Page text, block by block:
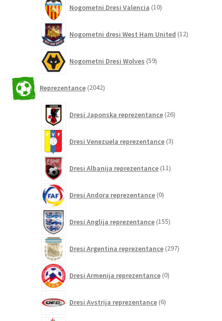
Nogometni Dresi Valencia 10izdelkov
Nogometni dresi West Ham United 12izdelkov
Nogometni Dresi Wolves 59izdelkov
Reprezentance 2042izdelkov
Dresi Japonska reprezentance 26izdelkov
Dresi Venezuela reprezentance 3izdelki
Dresi Albanija reprezentance 11izdelkov
Dresi Andora reprezentance 0izdelkov
Dresi Anglija reprezentance 155izdelkov
Dresi Argentina reprezentance 297izdelkov
Dresi Armenija reprezentance 0izdelkov
Dresi Avstrija reprezentance 6izdelkov